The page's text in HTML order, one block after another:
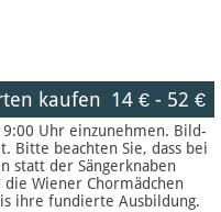
kaufen 14 €- 52 €
Uhr einzunehmen. Bild-
Bitte beachten Sie, dass bei
statt der Sängerknaben
die Wiener Chormädchen
ihre fundierte Ausbildung.